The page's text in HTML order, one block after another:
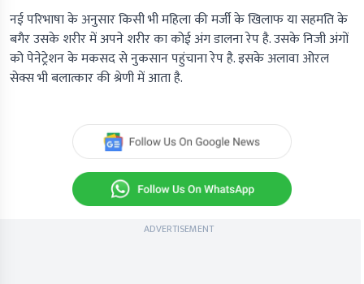
नई परिभाषा के अनुसार किसी भी महिला की मर्जी के खिलाफ या सहमति के
बगैर उसके शरीर में अपने शरीर का कोई अंग डालना रेप है. उसके निजी अंगों
को पेनेट्रेशन के मकसद से नुकसान पहुंचाना रेप है. इसके अलावा ओरल
सेक्स भी बलात्कार की श्रेणी में आता है.
ADVERTISEMENT